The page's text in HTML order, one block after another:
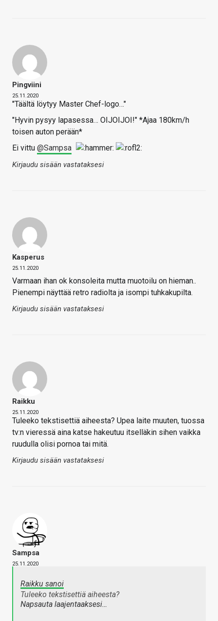
Pingviini
25.11.2020
"Täältä löytyy Master Chef-logo…"
"Hyvin pysyy lapasessa… OIJOIJOI!" *Ajaa 180km/h
toisen auton perään*
Ei vittu @Sampsa
Kirjaudu sisään vastataksesi
Kasperus
25.11.2020
Varmaan ihan ok konsoleita mutta muotoilu on hieman..
Pienempi näyttää retro radiolta ja isompi tuhkakupilta.
Kirjaudu sisään vastataksesi
Raikku
25.11.2020
Tuleeko tekstisettiä aiheesta? Upea laite muuten, tuossa
tv:n vieressä aina katse hakeutuu itselläkin sihen vaikka
ruudulla olisi pornoa tai mitä.
Kirjaudu sisään vastataksesi
Sampsa
25.11.2020
Raikku sanoi
Tuleeko tekstisettiä aiheesta?
Napsauta laajentaaksesi…